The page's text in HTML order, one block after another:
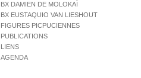
BX DAMIEN DE MOLOKAÏ
BX EUSTAQUIO VAN LIESHOUT
FIGURES PICPUCIENNES
PUBLICATIONS
LIENS
AGENDA